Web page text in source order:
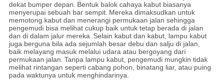
dekat bumper depan. Bentuk balok cahaya kabut biasanya
menyerupai sebuah bar sempit. Mereka dimaksudkan untuk
memotong kabut dan menerangi permukaan jalan sehingga
pengemudi bisa melihat cukup baik untuk tetap berada di jalan
dan di dalam jalur mereka. Selain kabut dan kabut, lampu kabut
juga berguna bila ada sejumlah besar debu dan salju di jalan,
baik melayang masuk melalui udara atau bergoyang dari
permukaan jalan. Tanpa lampu kabut, pengemudi mungkin tidak
melihat rintangan seperti cabang pohon, binatang liar, atau puing
pada waktunya untuk menghindarinya.